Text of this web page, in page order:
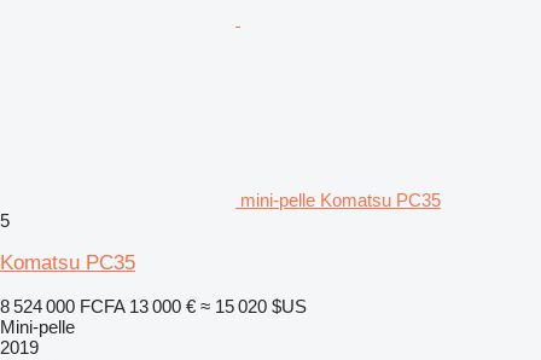
mini-pelle Komatsu PC35
5
Komatsu PC35
8 524 000 FCFA 13 000 € ≈ 15 020 $US
Mini-pelle
2019